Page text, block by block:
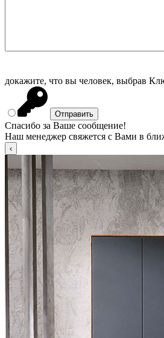
докажите, что вы человек, выбрав
Спасибо за Ваше сообщение!
Наш менеджер свяжется с Вами в